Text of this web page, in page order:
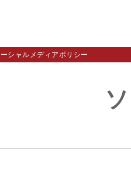
シャルメディアポリシー